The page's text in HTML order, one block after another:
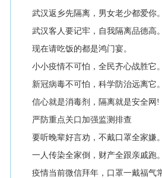
武汉返乡先隔离，男女老少都爱你。
武汉客人要记牢，自我隔离品德高。
现在请吃饭的都是鸿门宴。
小小疫情不可怕，全民齐心战胜它。
新冠病毒不可怕，科学防治远离它。
信心就是消毒剂，隔离就是安全网!
严防重点关口加强监测排查
要听晚辈好言劝，不戴口罩全家嫌。
一人传染全家倒，财产全跟亲戚跑。
疫情当前微信拜年，口罩一戴福气常